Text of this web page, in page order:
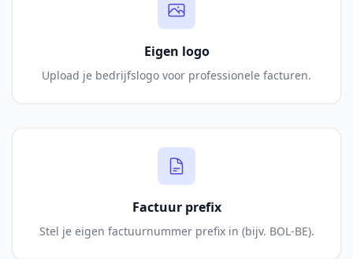
Eigen logo
Upload je bedrijfslogo voor professionele facturen.
Factuur prefix
Stel je eigen factuurnummer prefix in (bijv. BOL-BE).